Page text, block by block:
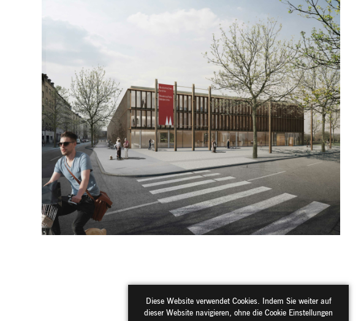
Diese Website verwendet Cookies. Indem Sie weiter auf
dieser Website navigieren, ohne die Cookie Einstellungen